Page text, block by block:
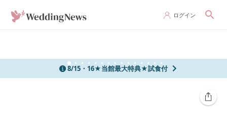
ログイン
8/15・16★当館最大特典★試食付